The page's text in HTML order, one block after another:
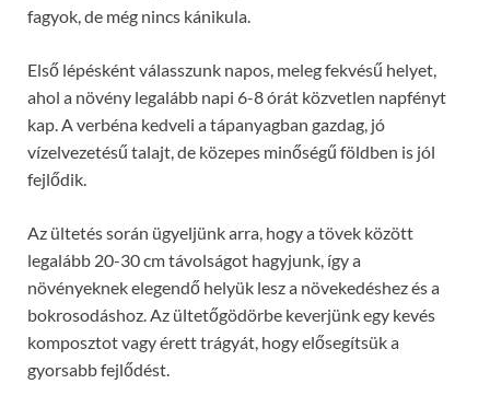
fagyok, de még nincs kánikula.
Első lépésként válasszunk napos, meleg fekvésű helyet,
ahol a növény legalább napi 6-8 órát közvetlen napfényt
kap. A verbéna kedveli a tápanyagban gazdag, jó
vízelvezetésű talajt, de közepes minőségű földben is jól
fejlődik.
Az ültetés során ügyeljünk arra, hogy a tövek között
legalább 20-30 cm távolságot hagyjunk, így a
növényeknek elegendő helyük lesz a növekedéshez és a
bokrosodáshoz. Az ültetőgödörbe keverjünk egy kevés
komposztot vagy érett trágyát, hogy elősegítsük a
gyorsabb fejlődést.